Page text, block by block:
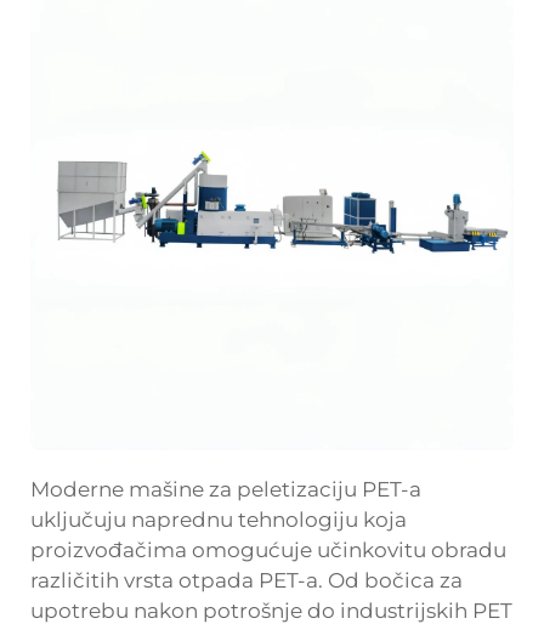
Moderne mašine za peletizaciju PET-a
uključuju naprednu tehnologiju koja
proizvođačima omogućuje učinkovitu obradu
različitih vrsta otpada PET-a. Od bočica za
upotrebu nakon potrošnje do industrijskih PET